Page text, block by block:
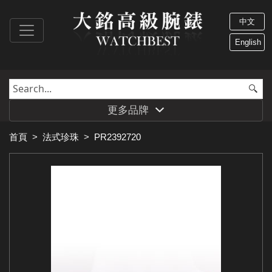
中文
English
更多品牌
首頁 > 法式珍珠 > PR2392720